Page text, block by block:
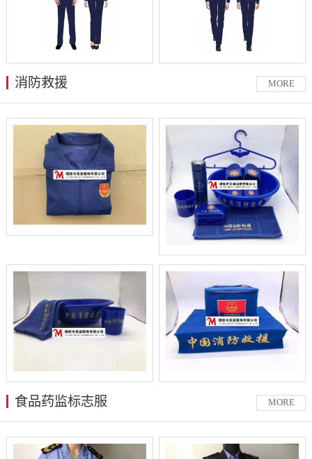
消防救援 MORE
食品药监标志服 MORE